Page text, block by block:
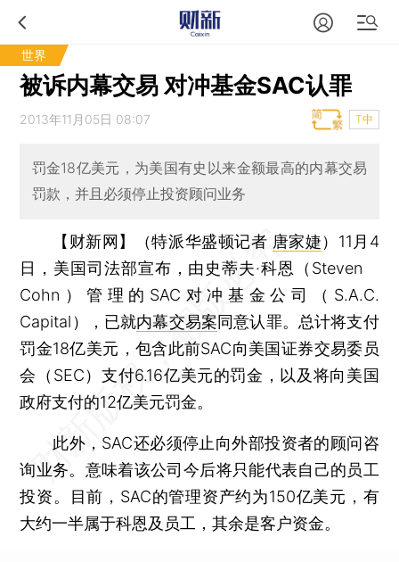
世界
被诉内幕交易 对冲基金SAC认罪
2013年11月05日 08:07 T中
罚金18亿美元，为美国有史以来金额最高的内幕交易
罚款，并且必须停止投资顾问业务
【财新网】（特派华盛顿记者 唐家婕） 11月4
日，美国司法部宣布，由史蒂夫·科恩（Steven
Cohn）管理的SAC对冲基金公司（S.A.C.
Capital），已就内幕交易案同意认罪。总计将支付
罚金18亿美元，包含此前SAC向美国证券交易委员
会（SEC）支付6.16亿美元的罚金，以及将向美国
政府支付的12亿美元罚金。
此外，SAC还必须停止向外部投资者的顾问咨
询业务。意味着该公司今后将只能代表自己的员工
投资。目前，SAC的管理资产约为150亿美元，有
大约一半属于科恩及员工，其余是客户资金。